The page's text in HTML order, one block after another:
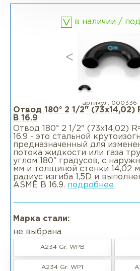
Фланцы раструбные
Фланцы свободные
Фланцы
в наличии / под
артикул: 000336-
Отвод 180° 2 1/2" (73х14,02)
B 16.9
Отвод 180° 2 1/2" (73х14,02)
16.9 - это стальной
предназначенный для
потока жидкости или газа
углом 180° градусов, с
мм и толщиной стенки 14,02
радиус изгиба 1,5D и
ASME B 16.9. подробнее
Марка стали:
не выбрана
A234 Gr. WPB
A234 Gr. WP1